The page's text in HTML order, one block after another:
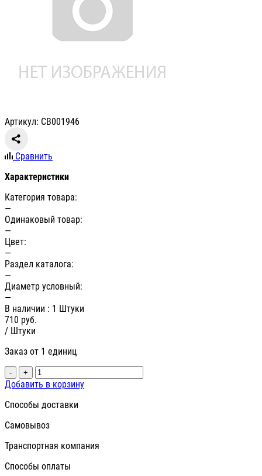
Артикул: СВ001946
Сравнить
Характеристики
Категория товара:
—
Одинаковый товар:
—
Цвет:
—
Раздел каталога:
—
Диаметр условный:
—
В наличии : 1 Штуки
710 руб.
/ Штуки
Заказ от 1 единиц
- +
Добавить в корзину
Способы доставки
Самовывоз
Транспортная компания
Способы оплаты